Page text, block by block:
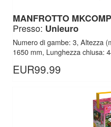
MANFROTTO
Presso: Unieuro
Numero di gambe: 3, Altezza
1650 mm, Lunghezza chiusa:
EUR99.99